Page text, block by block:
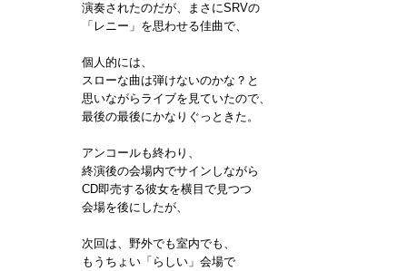
演奏されたのだが、まさにSRVの
「レニー」を思わせる佳曲で、
個人的には、
スローな曲は弾けないのかな？と
思いながらライブを見ていたので、
最後の最後にかなりぐっときた。
アンコールも終わり、
終演後の会場内でサインしながら
CD即売する彼女を横目で見つつ
会場を後にしたが、
次回は、野外でも室内でも、
もうちょい「らしい」会場で